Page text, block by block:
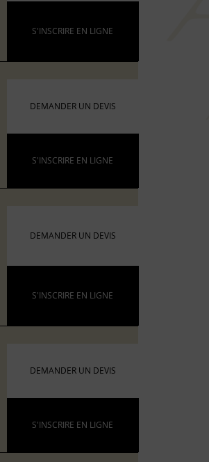
S'INSCRIRE EN LIGNE
DEMANDER UN DEVIS
S'INSCRIRE EN LIGNE
DEMANDER UN DEVIS
S'INSCRIRE EN LIGNE
DEMANDER UN DEVIS
S'INSCRIRE EN LIGNE